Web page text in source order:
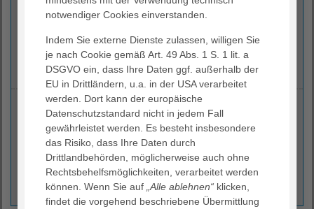
Maulbeerallee 4
31812 Bad Pyrmont
(05281) 991070 oder 991570
(05281) 991573
Ihr Ansprechpartner
André Meise
Facharzt für Allgemeinchirurgie und
Viszeralchirurgie
notwendiger Cookies einverstanden.
Indem Sie externe Dienste zulassen, willigen Sie
je nach Cookie gemäß Art. 49 Abs. 1 S. 1 lit. a
DSGVO ein, dass Ihre Daten ggf. außerhalb der
EU in Drittländern, u.a. in der USA verarbeitet
werden. Dort kann der europäische
Datenschutzstandard nicht in jedem Fall
gewährleistet werden. Es besteht insbesondere
das Risiko, dass Ihre Daten durch
Drittlandbehörden, möglicherweise auch ohne
Rechtsbehelfsmöglichkeiten, verarbeitet werden
können. Wenn Sie auf „Alle ablehnen“ klicken,
findet die vorgehend beschriebene Übermittlung